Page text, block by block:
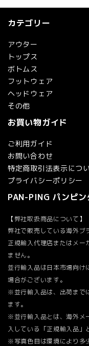
キーワード
カテゴリー
カテゴリー
アウター
トップス
ボトムス
フットウェア
ヘッドウェア
その他
お買い物ガイド
ご利用ガイド
お問い合わせ
特定商取引法表示につ
プライバシーポリシー
PAN-PING パンピン
【弊社取扱商品について】
弊社で販売している海外ブ
正規輸入代理店またはメ
ません。
並行輸入品は日本市場向け
場合がございます。
※並行輸入品は、出荷まで
ます。
※並行輸入品とは、海外メ
入している「正規輸入品」
※写真色目は環境により多